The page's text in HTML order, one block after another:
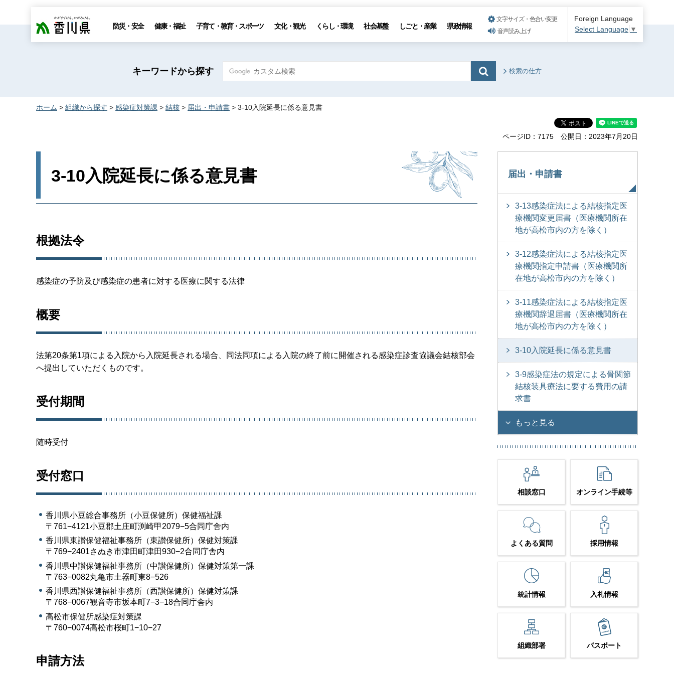
香川県 防災・安全 健康・福祉 子育て・教育・スポーツ 文化・観光 くらし・環境 社会基盤 しごと・産業 県政情報
文字サイズ・色合い変更
音声読み上げ
Foreign Language
Select Language ▼
キーワードから探す 検索の仕方
ホーム > 組織から探す > 感染症対策課 > 結核 > 届出・申請書 > 3-10入院延長に係る意見書
ページID：7175 公開日：2023年7月20日
3-10入院延長に係る意見書
根拠法令
感染症の予防及び感染症の患者に対する医療に関する法律
概要
法第20条第1項による入院から入院延長される場合、同法同項による入院の終了前に開催される感染症診査協議会結核部会
へ提出していただくものです。
受付期間
随時受付
受付窓口
香川県小豆総合事務所（小豆保健所）保健福祉課
〒761−4121小豆郡土庄町渕崎甲2079−5合同庁舎内
香川県東讃保健福祉事務所（東讃保健所）保健対策課
〒769−2401さぬき市津田町津田930−2合同庁舎内
香川県中讃保健福祉事務所（中讃保健所）保健対策第一課
〒763−0082丸亀市土器町東8−526
香川県西讃保健福祉事務所（西讃保健所）保健対策課
〒768−0067観音寺市坂本町7−3−18合同庁舎内
高松市保健所感染症対策課
〒760−0074高松市桜町1−10−27
申請方法
届出・申請書
3-13感染症法による結核指定医
療機関変更届書（医療機関所在
地が高松市内の方を除く）
3-12感染症法による結核指定医
療機関指定申請書（医療機関所
在地が高松市内の方を除く）
3-11感染症法による結核指定医
療機関辞退届書（医療機関所在
地が高松市内の方を除く）
3-10入院延長に係る意見書
3-9感染症法の規定による骨関節
結核装具療法に要する費用の請
求書
もっと見る
相談窓口 オンライン手続等
よくある質問 採用情報
統計情報 入札情報
組織部署 パスポート